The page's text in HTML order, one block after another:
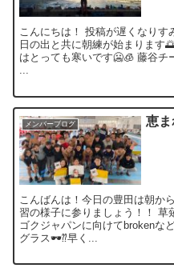
こんにちは！ 投稿が遅くなりす
日の出と共に朝練が始まります
はとっても寒いです🥶🧊 藤谷チ
...
メンバーブログ 恵
こんばんは！今日の豊田は朝か
習の様子に参りましょう！！ 草
ゴクジャパンに向けてbrokenな
グラス🕶⁇早く...